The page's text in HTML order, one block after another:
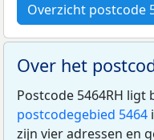
Overzicht postcode
Over het
Postcode 5464RH ligt
postcodegebied 5464
zijn vier adressen en